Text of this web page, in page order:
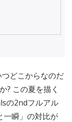
どこからなのだ
? この夏を描く
の2ndフルアル
一瞬」の対比が